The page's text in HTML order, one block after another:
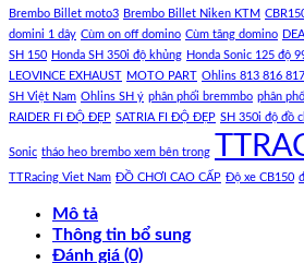
Brembo Billet moto3 Brembo Billet Niken KTM
domini 1 dây Cùm on off domino Cùm tăng domino
SH 150 Honda SH 350i độ khủng Honda Sonic 125 độ
LEOVINCE EXHAUST MOTO PART Ohlins 813 816 817
SH Việt Nam Ohlins SH ý phân phối bremmbo phân
RAIDER FI ĐỘ ĐẸP SATRIA FI ĐỘ ĐẸP SH 350i độ đồ
Sonic tháo heo brembo xem bên trong
TTRacing Viet Nam ĐỒ CHƠI CAO CẤP Độ xe CB150
Mô tả
Thông tin bổ sung
Đánh giá (0)